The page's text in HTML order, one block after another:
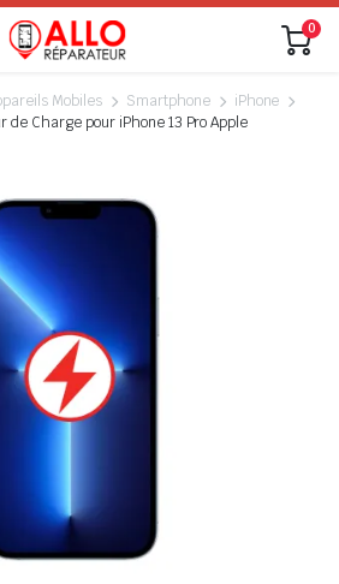
0
Mobiles Smartphone
iPhone
de Charge pour iPhone 13 Pro Apple